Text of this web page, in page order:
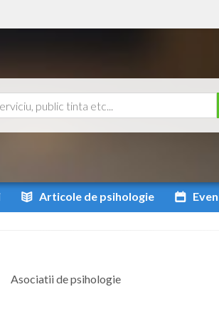
Articole de psihologie
Asociatii de psihologie